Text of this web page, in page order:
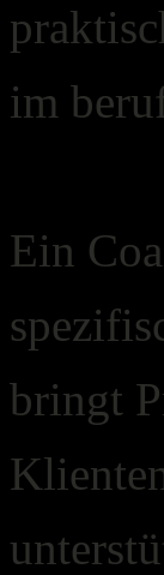
im
Ein
bringt